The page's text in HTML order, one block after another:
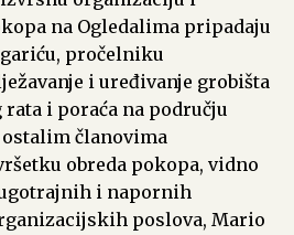
na Ogledalima pripadaju
pročelniku
i uređivanje grobišta
i poraća na području
članovima
obreda pokopa, vidno
i napornih
poslova, Mario